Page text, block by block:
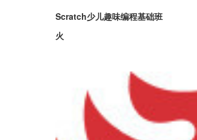
Scratch少儿趣味编程基础班
火